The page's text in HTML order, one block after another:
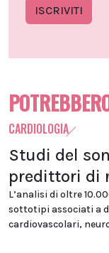
ISCRIVITI
CARDIOLOGIA
Studi del
predittori di
L’analisi di oltre
sottotipi associati a
cardiovascolari,